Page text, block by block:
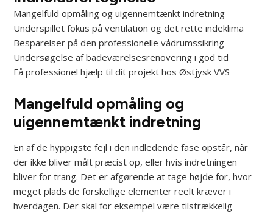
Mangelfuld opmåling og uigennemtænkt indretning
Underspillet fokus på ventilation og det rette indeklima
Besparelser på den professionelle vådrumssikring
Undersøgelse af badeværelsesrenovering i god tid
Få professionel hjælp til dit projekt hos Østjysk VVS
Mangelfuld opmåling og
uigennemtænkt indretning
En af de hyppigste fejl i den indledende fase opstår, når
der ikke bliver målt præcist op, eller hvis indretningen
bliver for trang. Det er afgørende at tage højde for, hvor
meget plads de forskellige elementer reelt kræver i
hverdagen. Der skal for eksempel være tilstrækkelig